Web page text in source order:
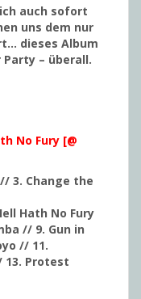
auch sofort
uns dem nur
dieses Album
– überall.
No Fury [@
// 3. Change the
Hath No Fury
// 9. Gun in
// 11.
13. Protest